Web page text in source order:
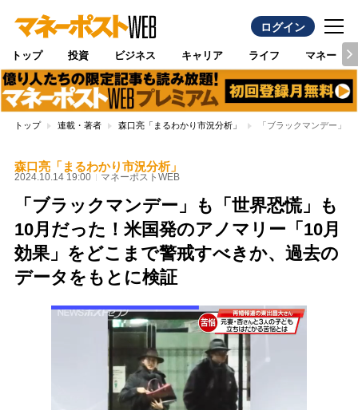
ログイン
トップ 投資 ビジネス キャリア ライフ マネー
トップ 連載・著者 森口亮「まるわかり市況分析」 「ブラックマンデー」
森口亮「まるわかり市況分析」
2024.10.14 19:00 マネーポストWEB
「ブラックマンデー」も「世界恐慌」も
10月だった！米国発のアノマリー「10月
効果」をどこまで警戒すべきか、過去の
データをもとに検証